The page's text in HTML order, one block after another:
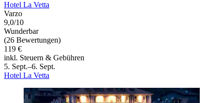
Hotel La Vetta
Varzo
9,0/10
Wunderbar
(26 Bewertungen)
119 €
inkl. Steuern & Gebühren
5. Sept.–6. Sept.
Hotel La Vetta